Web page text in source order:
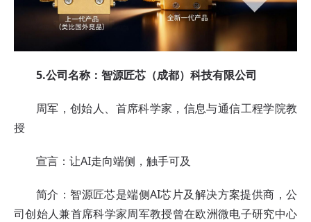
5.公司名称：智源匠芯（成都）科技有限公司
周军，创始人、首席科学家，信息与通信工程学院教
授
宣言：让AI走向端侧，触手可及
简介：智源匠芯是端侧AI芯片及解决方案提供商，公
司创始人兼首席科学家周军教授曾在欧洲微电子研究中心